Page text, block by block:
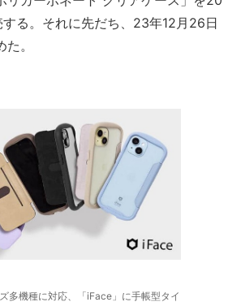
る。それに先だち、23年12月26日
。
多機種に対応、「iFace」に手帳型タイ